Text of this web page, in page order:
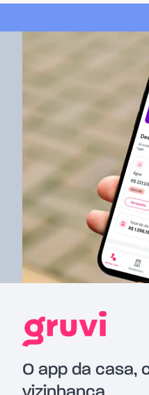
O app da casa,